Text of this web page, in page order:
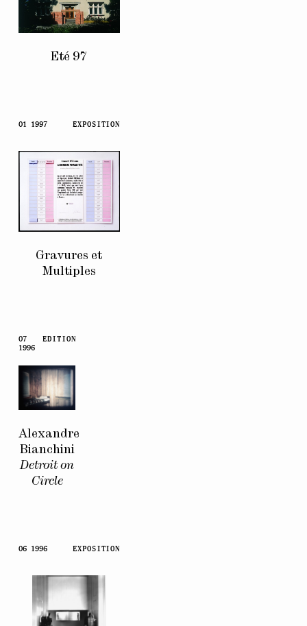
Eté 97
01 1997 EXPOSITION
Gravures et
Multiples
07
1996
EDITION
Alexandre
Bianchini
Detroit on
Circle
06 1996 EXPOSITION